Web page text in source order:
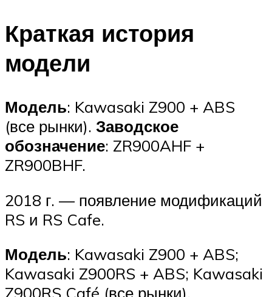
Краткая история
модели
Модель: Kawasaki Z900 + ABS
(все рынки). Заводское
обозначение: ZR900AHF +
ZR900BHF.
2018 г. — появление модификаций
RS и RS Cafe.
Модель: Kawasaki Z900 + ABS;
Kawasaki Z900RS + ABS; Kawasaki
Z900RS Café (все рынки).